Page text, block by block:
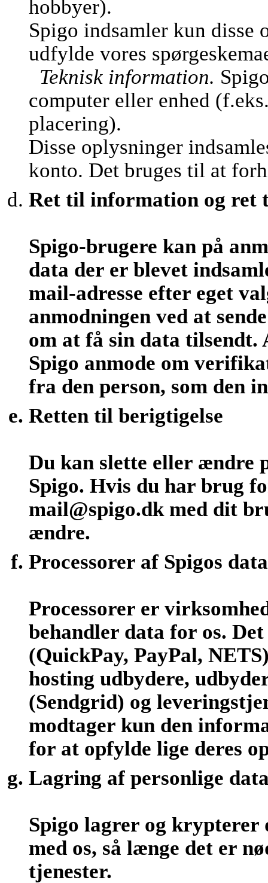
hobbyer).
Spigo indsamler kun
udfylde vores
Teknisk information.
computer eller enhed
placering).
Disse oplysninger
konto. Det bruges til at
Ret til information og ret
Spigo-brugere kan på
data der er blevet
mail-adresse efter eget
anmodningen ved at
om at få sin data tilsendt.
Spigo anmode om
fra den person, som den
Retten til berigtigelse
Du kan slette eller ændre
Spigo. Hvis du har brug
mail@spigo.dk med dit
ændre.
Processorer af Spigos data
Processorer er
behandler data for os.
(QuickPay, PayPal,
hosting udbydere,
(Sendgrid) og
modtager kun den
for at opfylde lige deres
Lagring af personlige
Spigo lagrer og krypterer
med os, så længe det er
tjenester.